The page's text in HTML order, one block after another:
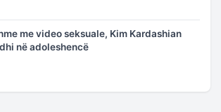
me video seksuale, Kim Kardashian
në adoleshencë